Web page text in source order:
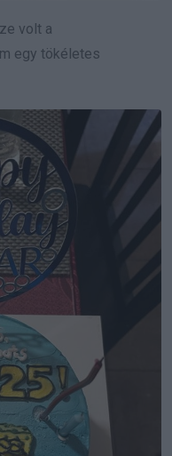
volt a
egy tökéletes